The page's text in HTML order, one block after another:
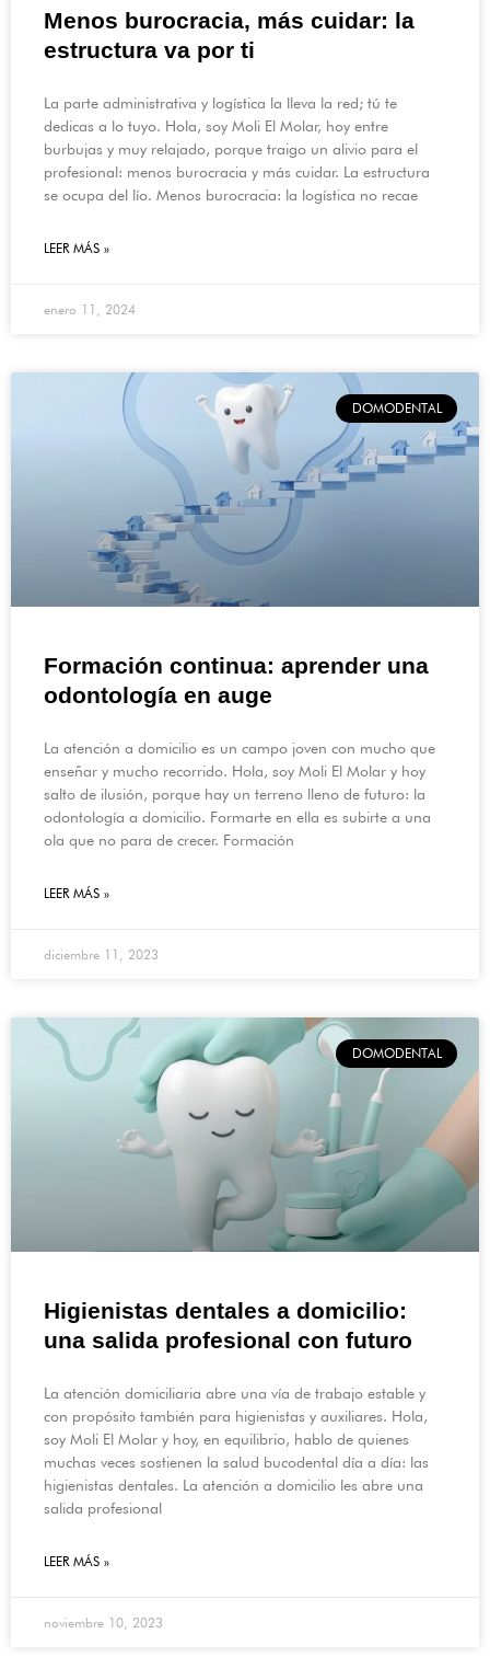
Menos burocracia, más cuidar: la
estructura va por ti
La parte administrativa y logística la lleva la red; tú te
dedicas a lo tuyo. Hola, soy Moli El Molar, hoy entre
burbujas y muy relajado, porque traigo un alivio para el
profesional: menos burocracia y más cuidar. La estructura
se ocupa del lío. Menos burocracia: la logística no recae
LEER MÁS »
enero 11, 2024
DOMODENTAL
Formación continua: aprender una
odontología en auge
La atención a domicilio es un campo joven con mucho que
enseñar y mucho recorrido. Hola, soy Moli El Molar y hoy
salto de ilusión, porque hay un terreno lleno de futuro: la
odontología a domicilio. Formarte en ella es subirte a una
ola que no para de crecer. Formación
LEER MÁS »
diciembre 11, 2023
DOMODENTAL
Higienistas dentales a domicilio:
una salida profesional con futuro
La atención domiciliaria abre una vía de trabajo estable y
con propósito también para higienistas y auxiliares. Hola,
soy Moli El Molar y hoy, en equilibrio, hablo de quienes
muchas veces sostienen la salud bucodental día a día: las
higienistas dentales. La atención a domicilio les abre una
salida profesional
LEER MÁS »
noviembre 10, 2023